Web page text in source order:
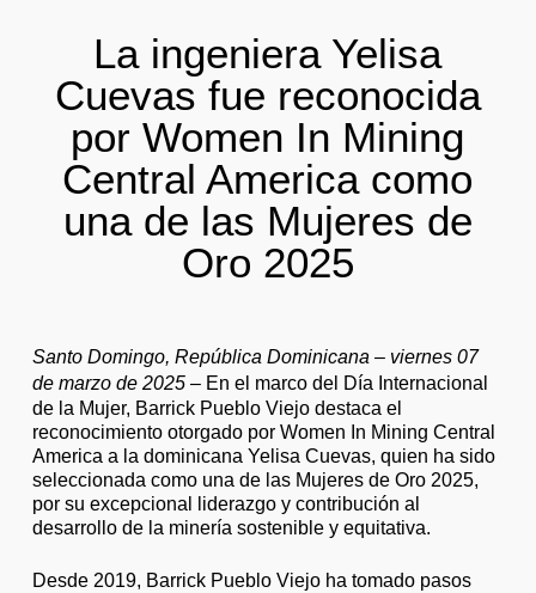
La ingeniera Yelisa
Cuevas fue reconocida
por Women In Mining
Central America como
una de las Mujeres de
Oro 2025
Santo Domingo, República Dominicana – viernes 07
de marzo de 2025– En el marco del Día Internacional
de la Mujer, Barrick Pueblo Viejo destaca el
reconocimiento otorgado por Women In Mining Central
America a la dominicana Yelisa Cuevas, quien ha sido
seleccionada como una de las Mujeres de Oro 2025,
por su excepcional liderazgo y contribución al
desarrollo de la minería sostenible y equitativa.
Desde 2019, Barrick Pueblo Viejo ha tomado pasos